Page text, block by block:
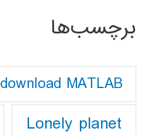
برچسب‌ها
download MATLAB
Lonely planet